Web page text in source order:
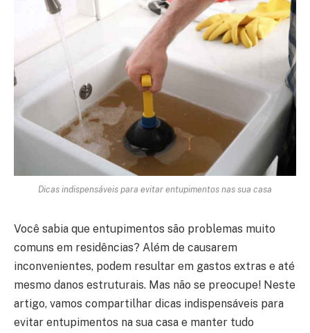
Dicas indispensáveis para evitar entupimentos nas sua casa
Você sabia que entupimentos são problemas muito
comuns em residências? Além de causarem
inconvenientes, podem resultar em gastos extras e até
mesmo danos estruturais. Mas não se preocupe! Neste
artigo, vamos compartilhar dicas indispensáveis para
evitar entupimentos na sua casa e manter tudo